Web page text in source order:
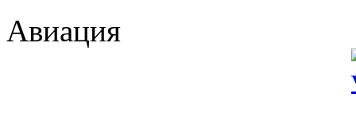
Авиация